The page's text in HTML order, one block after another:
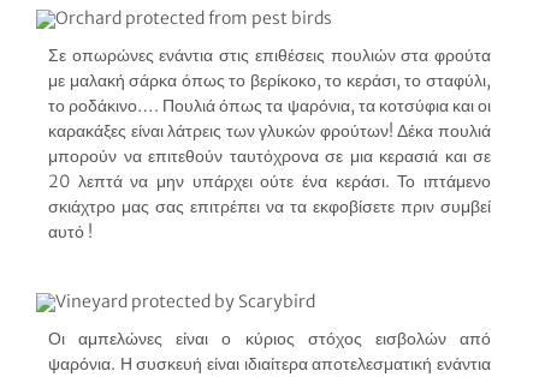
Σε οπωρώνες ενάντια στις επιθέσεις πουλιών στα φρούτα
με μαλακή σάρκα όπως το βερίκοκο, το κεράσι, το σταφύλι,
το ροδάκινο…. Πουλιά όπως τα ψαρόνια, τα κοτσύφια και οι
καρακάξες είναι λάτρεις των γλυκών φρούτων! Δέκα πουλιά
μπορούν να επιτεθούν ταυτόχρονα σε μια κερασιά και σε
20 λεπτά να μην υπάρχει ούτε ένα κεράσι. Το ιπτάμενο
σκιάχτρο μας σας επιτρέπει να τα εκφοβίσετε πριν συμβεί
αυτό !
Οι αμπελώνες είναι ο κύριος στόχος εισβολών από
ψαρόνια. Η συσκευή είναι ιδιαίτερα αποτελεσματική ενάντια